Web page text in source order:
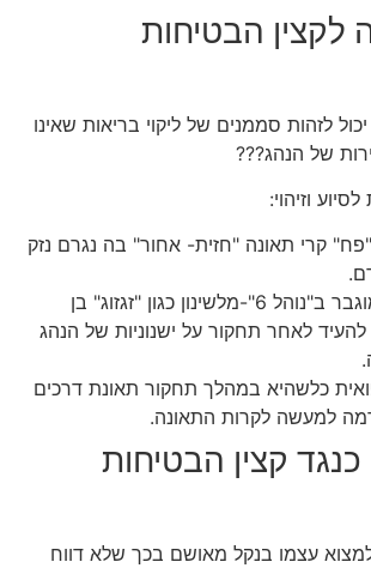
לקצין הבטיחות
לזהות סממנים של ליקוי בריאות שאינו
של הנהג???
וזיהוי:
"פח" קרי תאונה "חזית- אחור" בה נגרם נזק
מס' תלונות מוגבר ב"נוהל 6"-מלשינון כגון "זגזוג" בן
להעיד לאחר תחקור על ישנוניות של הנהג
כלשהיא במהלך תחקור תאונת דרכים
למעשה לקרות התאונה.
קצין הבטיחות
למצוא עצמו בנקל מאושם בכך שלא דווח